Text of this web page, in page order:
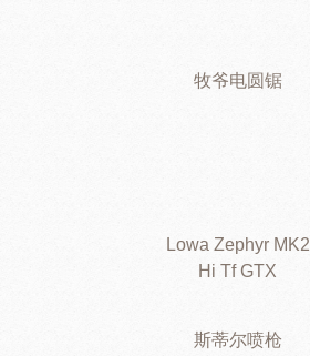
牧爷电圆锯
Lowa Zephyr MK2
Hi Tf GTX
斯蒂尔喷枪